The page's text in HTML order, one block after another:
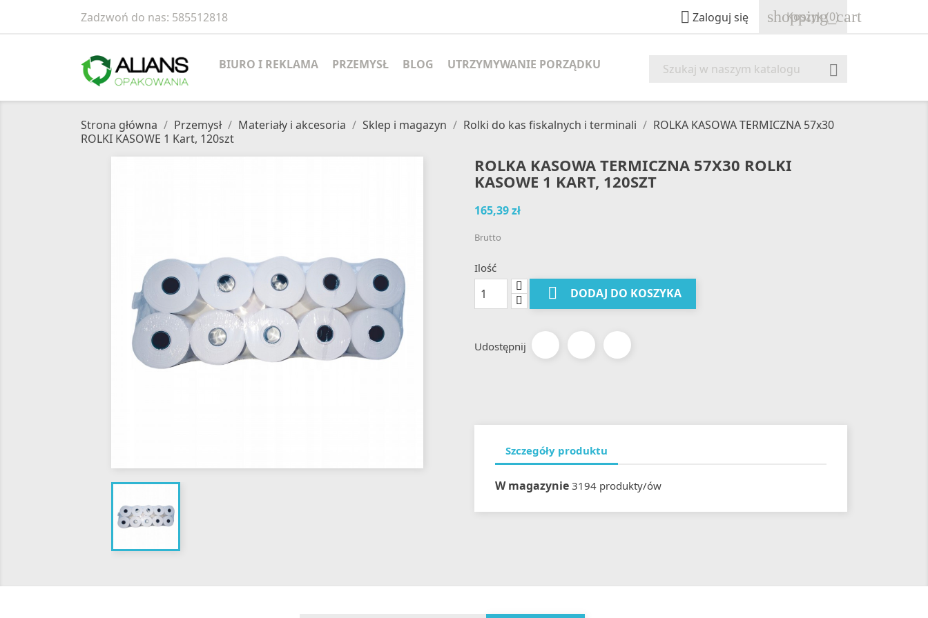
Zadzwoń do nas: 585512818  Zaloguj się shopping_cart
Koszyk(0)
BIURO I REKLAMA PRZEMYSŁ BLOG UTRZYMYWANIE PORZĄDKU 
Strona główna Przemysł Materiały i akcesoria Sklep i magazyn Rolki do kas fiskalnych i terminali
ROLKA KASOWA TERMICZNA 57x30
ROLKI KASOWE 1 Kart, 120szt
ROLKA KASOWA TERMICZNA 57X30 ROLKI
KASOWE 1 KART, 120SZT
165,39 zł
Brutto
Ilość
 DODAJ DO KOSZYKA
Udostępnij
Szczegóły produktu
W magazynie 3194 produkty/ów